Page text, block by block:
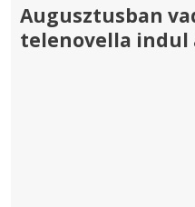
Augusztusban
telenovella indul